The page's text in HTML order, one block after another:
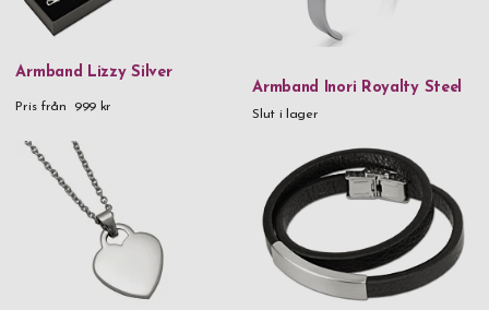
Armband Lizzy Silver
Pris från 999 kr
Armband Inori Royalty Steel
Slut i lager